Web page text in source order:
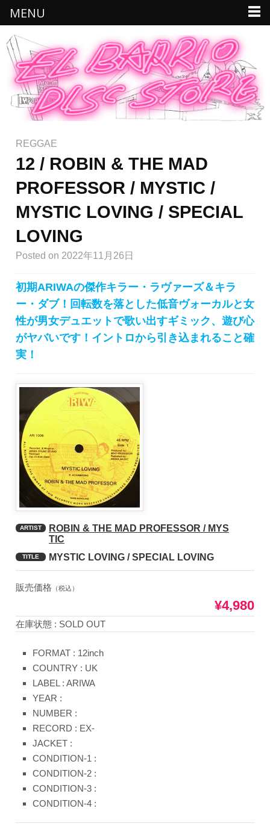
REGGAE
12 / ROBIN & THE MAD
PROFESSOR / MYSTIC /
MYSTIC LOVING / SPECIAL
LOVING
Posted on 2022年11月26日
初期ARIWAの傑作キラー・ラヴァーズ＆キラ
ー・ダブ！回転数を落とした低音ヴォーカルと女
性が男女デュエットで歌い出すギミック、遊び心
がヤバいです！イントロから引き込まれること確
実！
ARTIST
ROBIN & THE MAD PROFESSOR / MYS
TIC
TITLE MYSTIC LOVING / SPECIAL LOVING
販売価格 （税込）
¥4,980
在庫状態 : SOLD OUT
FORMAT : 12inch
COUNTRY : UK
LABEL : ARIWA
YEAR :
NUMBER :
RECORD : EX-
JACKET :
CONDITION-1 :
CONDITION-2 :
CONDITION-3 :
CONDITION-4 :
MENU